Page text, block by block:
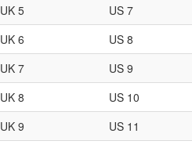
UK 5
US 7
UK 6
US 8
UK 7
US 9
UK 8
US 10
UK 9
US 11